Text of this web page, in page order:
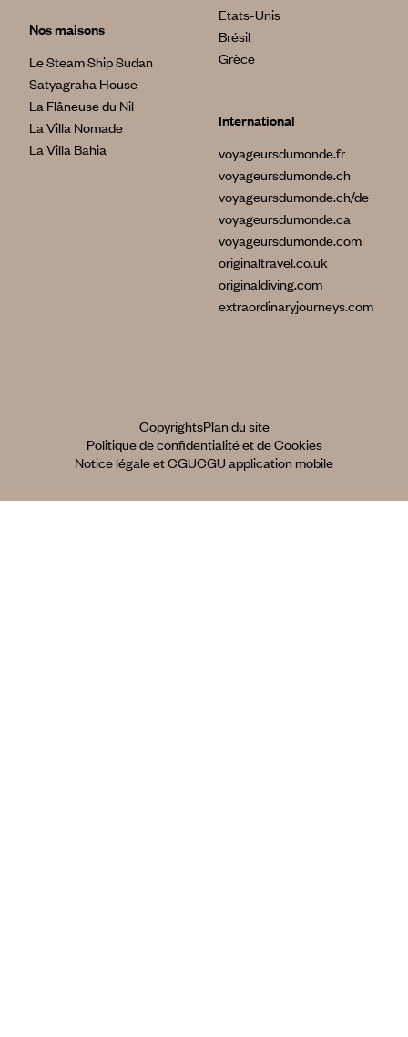
Nos maisons
Le Steam Ship Sudan
Satyagraha House
La Flâneuse du Nil
La Villa Nomade
La Villa Bahia
Etats-Unis
Brésil
Grèce
International
voyageursdumonde.fr
voyageursdumonde.ch
voyageursdumonde.ch/de
voyageursdumonde.ca
voyageursdumonde.com
originaltravel.co.uk
originaldiving.com
extraordinaryjourneys.com
CopyrightsPlan du site
Politique de confidentialité et de Cookies
Notice légale et CGUCGU application mobile